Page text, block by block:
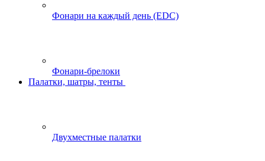
Фонари на каждый день (EDC)
Фонари-брелоки
Палатки, шатры, тенты
Двухместные палатки